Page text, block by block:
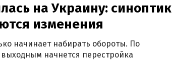
на Украину: синоптик
изменения
начинает набирать обороты. По
начнется перестройка